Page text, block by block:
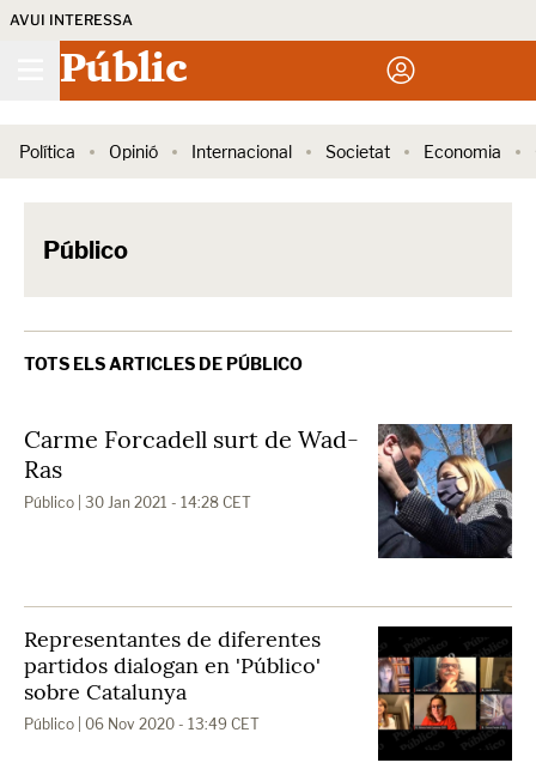
AVUI INTERESSA
Públic
Política Opinió Internacional Societat Economia
Público
TOTS ELS ARTICLES DE PÚBLICO
Carme Forcadell surt de Wad-
Ras
Público | 30 Jan 2021 - 14:28 CET
Representantes de diferentes
partidos dialogan en 'Público'
sobre Catalunya
Público | 06 Nov 2020 - 13:49 CET